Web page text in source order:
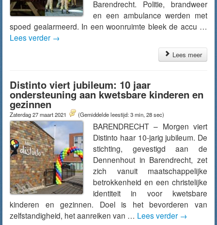
Barendrecht. Politie, brandweer
en een ambulance werden met
spoed gealarmeerd. In een woonruimte bleek de accu …
Lees verder →
Lees meer
Distinto viert jubileum: 10 jaar
ondersteuning aan kwetsbare kinderen en
gezinnen
Zaterdag 27 maart 2021 (Gemiddelde leestijd: 3 min, 28 sec)
BARENDRECHT – Morgen viert
Distinto haar 10-jarig jubileum. De
stichting, gevestigd aan de
Dennenhout in Barendrecht, zet
zich vanuit maatschappelijke
betrokkenheid en een christelijke
identiteit in voor kwetsbare
kinderen en gezinnen. Doel is het bevorderen van
zelfstandigheid, het aanreiken van … Lees verder →